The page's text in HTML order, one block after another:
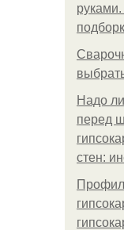
Надо
перед
стен: